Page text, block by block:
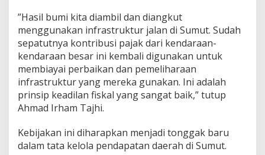
​”Hasil bumi kita diambil dan diangkut
menggunakan infrastruktur jalan di Sumut. Sudah
sepatutnya kontribusi pajak dari kendaraan-
kendaraan besar ini kembali digunakan untuk
membiayai perbaikan dan pemeliharaan
infrastruktur yang mereka gunakan. Ini adalah
prinsip keadilan fiskal yang sangat baik,” tutup
Ahmad Irham Tajhi.
​Kebijakan ini diharapkan menjadi tonggak baru
dalam tata kelola pendapatan daerah di Sumut.